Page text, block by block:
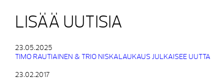
LISÄÄ UUTISIA
23.05.2025
TIMO RAUTIAINEN & TRIO NISKALAUKAUS JULKAISEE UUTTA
23.02.2017